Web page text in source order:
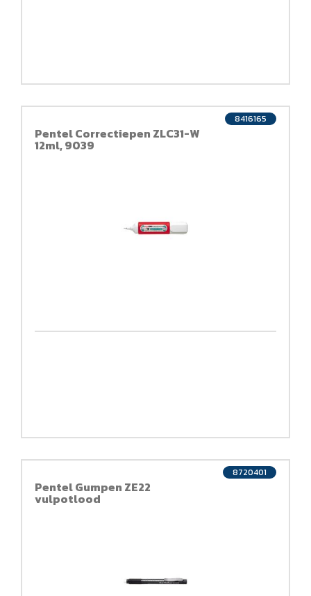
Pentel Correctiepen ZLC31-W
12ml, 9039
8416165
Pentel Gumpen ZE22
vulpotlood
8720401